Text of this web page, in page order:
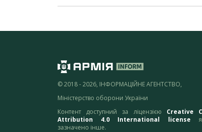
© 2018 - 2026, ІНФОРМАЦІЙНЕ АГЕНТСТВО,
Міністерство оборони України
Контент доступний за ліцензією Creative
Attribution 4.0 International license
зазначено інше.